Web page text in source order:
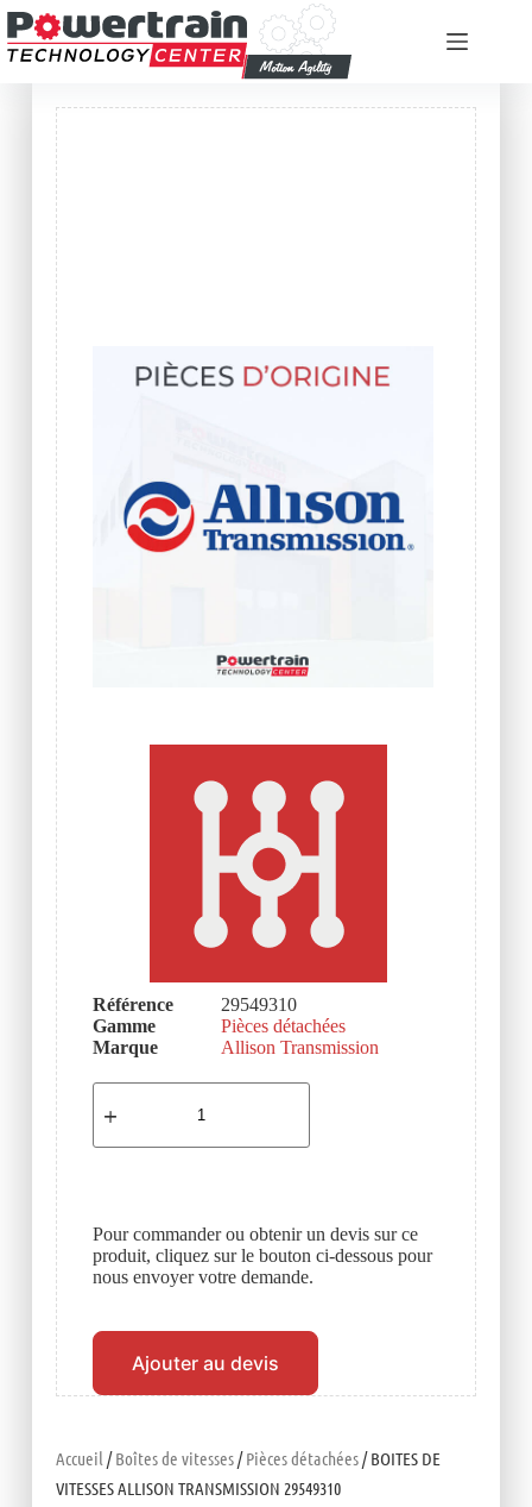
Accueil /Boîtes de vitesses/Pièces détachées/ BOITES DE
VITESSES ALLISON TRANSMISSION 29549310
Référence
29549310
Gamme
Pièces détachées
Marque
Allison Transmission
Pour commander ou obtenir un devis sur ce
produit, cliquez sur le bouton ci-dessous pour
nous envoyer votre demande.
Ajouter au devis